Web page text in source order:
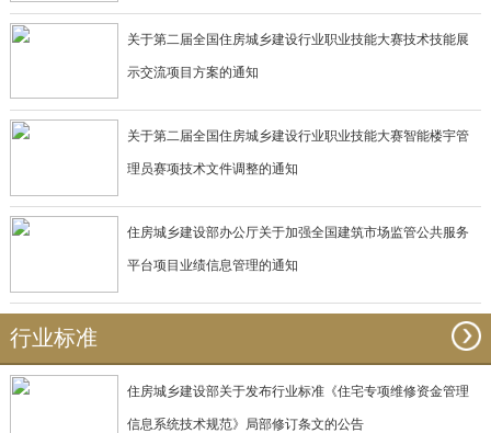
关于第二届全国住房城乡建设行业职业技能大赛技术技能展
示交流项目方案的通知
关于第二届全国住房城乡建设行业职业技能大赛智能楼宇管
理员赛项技术文件调整的通知
住房城乡建设部办公厅关于加强全国建筑市场监管公共服务
平台项目业绩信息管理的通知
行业标准
住房城乡建设部关于发布行业标准《住宅专项维修资金管理
信息系统技术规范》局部修订条文的公告